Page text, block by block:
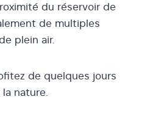
du réservoir de
de multiples
plein air.
de quelques jours
nature.